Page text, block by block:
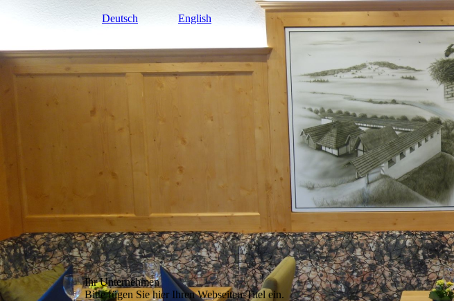
Deutsch English
Ihr Unternehmen
Bitte fügen Sie hier Ihren Webseiten-Titel ein.